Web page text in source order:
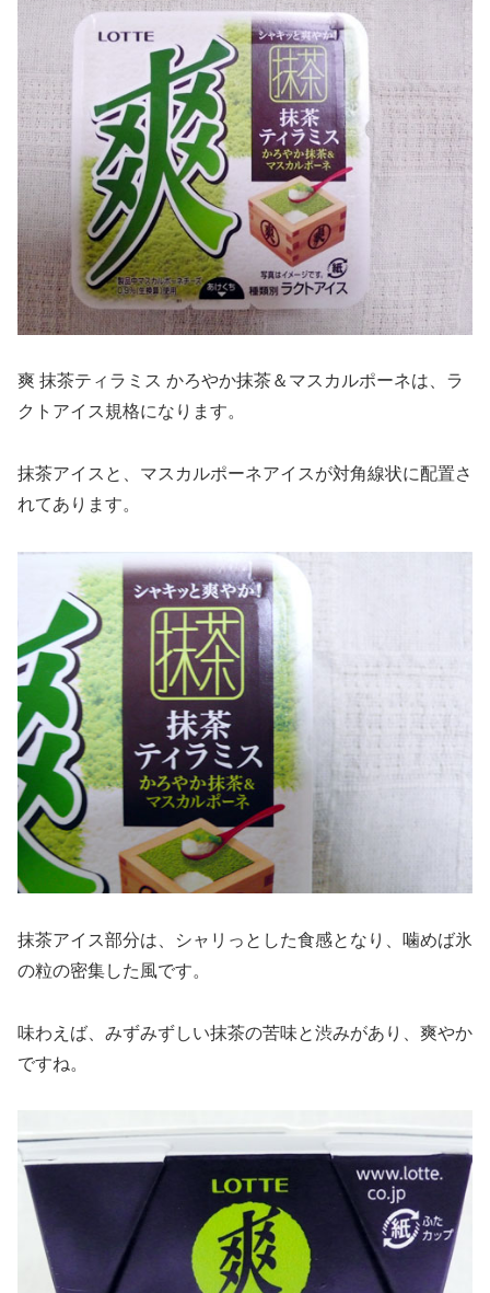
爽 抹茶ティラミス かろやか抹茶＆マスカルポーネは、ラ
クトアイス規格になります。
抹茶アイスと、マスカルポーネアイスが対角線状に配置さ
れてあります。
抹茶アイス部分は、シャリっとした食感となり、噛めば氷
の粒の密集した風です。
味わえば、みずみずしい抹茶の苦味と渋みがあり、爽やか
ですね。